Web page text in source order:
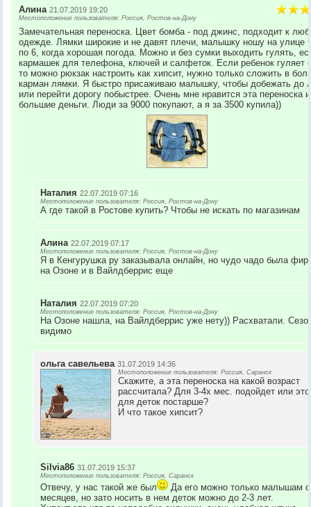
Алина 21.07.2019 19:20
Местоположение пользователя: Россия, Ростов-на-Дону
Замечательная переноска. Цвет бомба - под джинс, подходит к
одежде. Лямки широкие и не давят плечи, малышку ношу на улице
по 6, когда хорошая погода. Можно и без сумки выходить гулять,
кармашек для телефона, ключей и салфеток. Если ребенок гуляет
то можно рюкзак настроить как хипсит, нужно только сложить в
карман лямки. Я быстро присаживаю малышку, чтобы добежать до
или перейти дорогу побыстрее. Очень мне нравится эта переноска
большие деньги. Люди за 9000 покупают, а я за 3500 купила))
Наталия 22.07.2019 07:16
Местоположение пользователя: Россия, Ростов-на-Дону
А где такой в Ростове купить? Чтобы не искать по магазинам
Алина 22.07.2019 07:17
Местоположение пользователя: Россия, Ростов-на-Дону
Я в Кенгурушка ру заказывала онлайн, но чудо чадо была
на Озоне и в Вайлдберрис еще
Наталия 22.07.2019 07:20
Местоположение пользователя: Россия, Ростов-на-Дону
На Озоне нашла, на Вайлдберрис уже нету)) Расхватали.
видимо
ольга савельева 31.07.2019 14:36
Местоположение пользователя: Россия, Саранск
Скажите, а эта переноска на какой возраст
рассчитала? Для 3-4х мес. подойдет или это
для деток постарше?
И что такое хипсит?
Silvia86 31.07.2019 15:37
Местоположение пользователя: Россия, Саранск
Отвечу, у нас такой же был
Да его можно только малышам
месяцев, но зато носить в нем деток можно до 2-3 лет.